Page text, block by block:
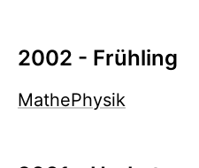
2002 - Frühling
MathePhysik